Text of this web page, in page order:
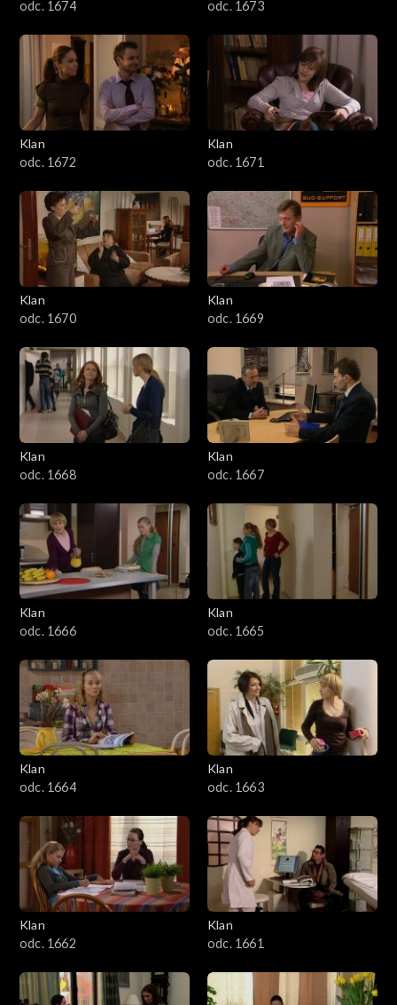
odc. 1674 odc. 1673
Klan
odc. 1672
Klan
odc. 1671
Klan
odc. 1670
Klan
odc. 1669
Klan
odc. 1668
Klan
odc. 1667
Klan
odc. 1666
Klan
odc. 1665
Klan
odc. 1664
Klan
odc. 1663
Klan
odc. 1662
Klan
odc. 1661